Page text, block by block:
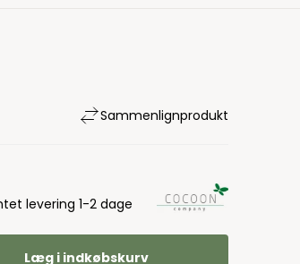
Sammenlignprodukt
levering 1-2 dage
Læg i indkøbskurv